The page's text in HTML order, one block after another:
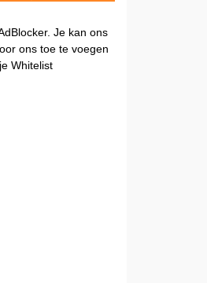
Je kan ons
ons toe te voegen
Whitelist